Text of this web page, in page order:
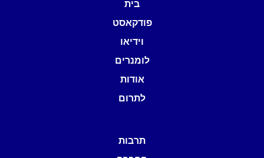
בית
פודקאסט
וידיאו
לומנרים
אודות
לתרום
תרבות